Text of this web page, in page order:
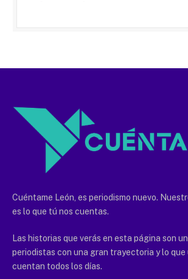
Cuéntame León, es periodismo nuevo.
es lo que tú nos cuentas.
Las historias que verás en esta página son
periodistas con una gran trayectoria y lo que
cuentan todos los días.